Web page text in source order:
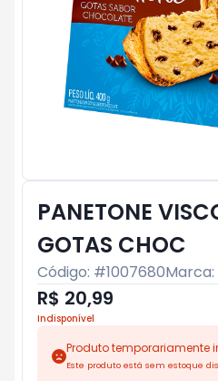
PANETONE
GOTAS CHOC
Código: #1007680Marca:
R$ 20,99
Indisponível
Produto temporariamente
Este produto está sem estoque